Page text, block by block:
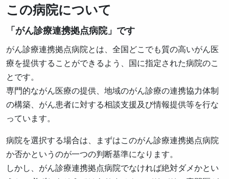
この病院について
「がん診療連携拠点病院」です
がん診療連携拠点病院とは、全国どこでも質の高いがん医
療を提供することができるよう、国に指定された病院のこ
とです。
専門的ながん医療の提供、地域のがん診療の連携協力体制
の構築、がん患者に対する相談支援及び情報提供等を行な
っています。
病院を選択する場合は、まずはこのがん診療連携拠点病院
か否かというのが一つの判断基準になります。
しかし、がん診療連携拠点病院でなければ絶対ダメかとい